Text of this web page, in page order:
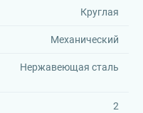
Круглая
Механический
Нержавеющая сталь
2